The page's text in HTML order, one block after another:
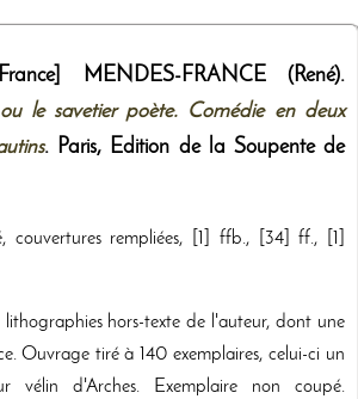
MENDES-FRANCE (René).
le savetier poète. Comédie en deux
. Paris, Edition de la Soupente de
couvertures rempliées, [1] ffb., [34] ff., [1]
lithographies hors-texte de l'auteur, dont une
Ouvrage tiré à 140 exemplaires, celui-ci un
vélin d'Arches. Exemplaire non coupé.